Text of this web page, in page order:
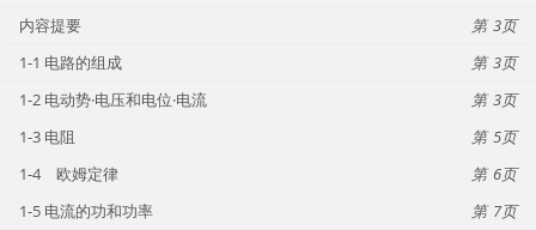
内容提要
3
1-1 电路的组成
3
1-2 电动势·电压和电位·电流
3
1-3 电阻
5
1-4 欧姆定律
6
1-5 电流的功和功率
7